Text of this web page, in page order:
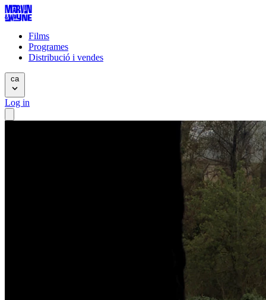
Films
Programes
Distribució i vendes
ca
Log in